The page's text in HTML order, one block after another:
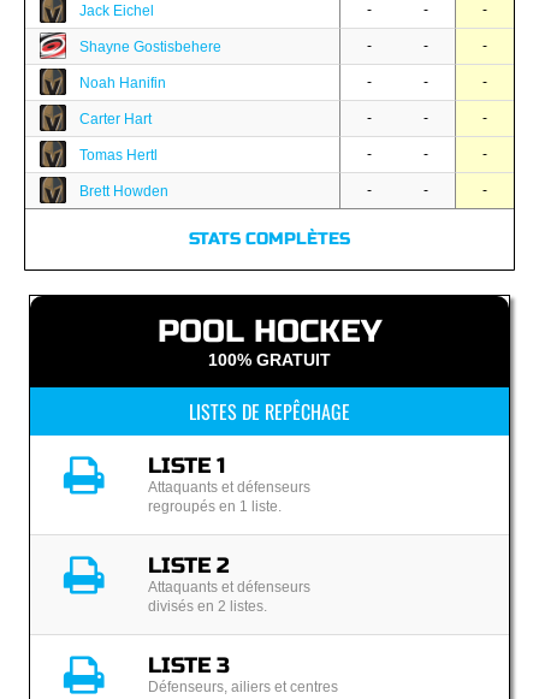
Jack Eichel - - -
Shayne Gostisbehere - - -
Noah Hanifin - - -
Carter Hart - - -
Tomas Hertl - - -
Brett Howden - - -
STATS COMPLÈTES
POOL HOCKEY
100% GRATUIT
LISTES DE REPÊCHAGE
LISTE 1
Attaquants et défenseurs
regroupés en 1 liste.
LISTE 2
Attaquants et défenseurs
divisés en 2 listes.
LISTE 3
Défenseurs, ailiers et centres